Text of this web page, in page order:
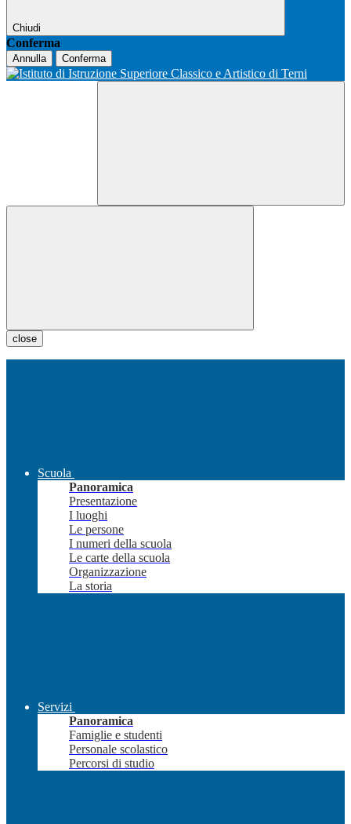
Chiudi
Conferma
Annulla Conferma
close
Scuola
Panoramica
Presentazione
I luoghi
Le persone
I numeri della scuola
Le carte della scuola
Organizzazione
La storia
Servizi
Panoramica
Famiglie e studenti
Personale scolastico
Percorsi di studio